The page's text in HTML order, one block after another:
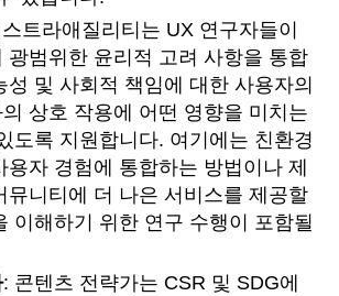
트라애질리티는 UX 연구자들이
광범위한 윤리적 고려 사항을 통합
성 및 사회적 책임에 대한 사용자의
상호 작용에 어떤 영향을 미치는
도록 지원합니다. 여기에는 친환경
용자 경험에 통합하는 방법이나 제
뮤니티에 더 나은 서비스를 제공할
이해하기 위한 연구 수행이 포함될
: 콘텐츠 전략가는 CSR 및 SDG에